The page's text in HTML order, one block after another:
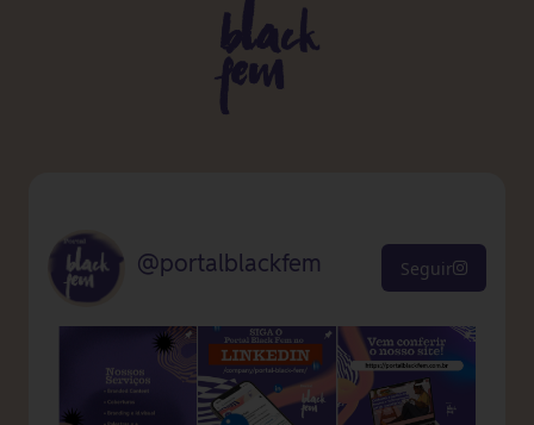
@portalblackfem Seguir